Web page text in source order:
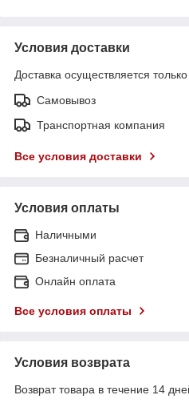
Условия доставки
Доставка осуществляется
Самовывоз
Транспортная компания
Все условия доставки
Условия оплаты
Наличными
Безналичный расчет
Онлайн оплата
Все условия оплаты
Условия возврата
Возврат товара в течение 14